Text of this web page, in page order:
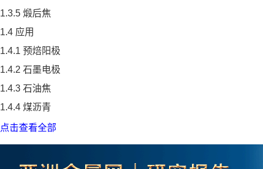
1.3.5 煅后焦
1.4 应用
1.4.1 预焙阳极
1.4.2 石墨电极
1.4.3 石油焦
1.4.4 煤沥青
1.4.5 煅后焦
2 财经政策回顾
2.1 国内市场回顾
点击查看全部